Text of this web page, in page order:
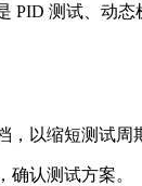
测试、动
以缩短测试周
认测试方案。